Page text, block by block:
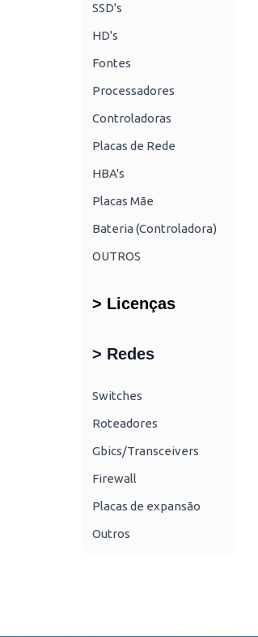
SSD's
HD's
Fontes
Processadores
Controladoras
Placas de Rede
HBA's
Placas Mãe
Bateria (Controladora)
OUTROS
> Licenças
> Redes
Switches
Roteadores
Gbics/Transceivers
Firewall
Placas de expansão
Outros